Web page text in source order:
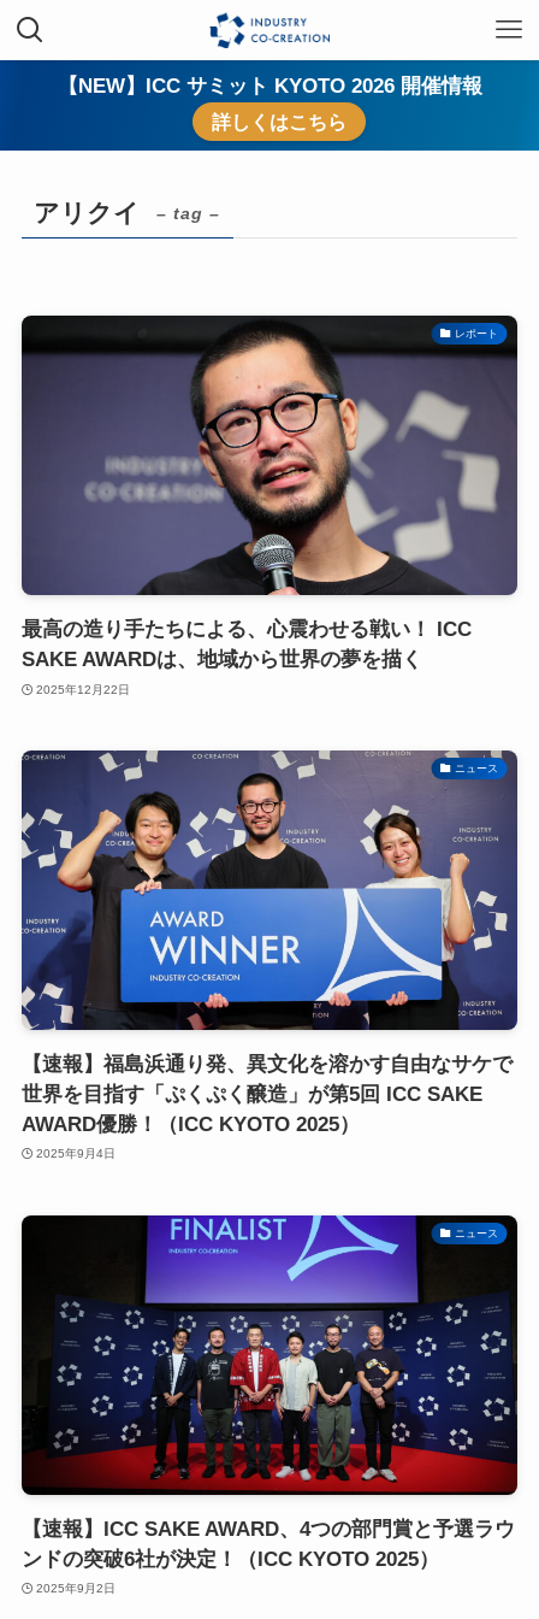
【NEW】ICC サミット KYOTO 2026 開催情報
詳しくはこちら
アリクイ – tag –
レポート
最高の造り手たちによる、心震わせる戦い！ ICC
SAKE AWARDは、地域から世界の夢を描く
2025年12月22日
ニュース
【速報】福島浜通り発、異文化を溶かす自由なサケで
世界を目指す「ぷくぷく醸造」が第5回 ICC SAKE
AWARD優勝！（ICC KYOTO 2025）
2025年9月4日
ニュース
【速報】ICC SAKE AWARD、4つの部門賞と予選ラウ
ンドの突破6社が決定！（ICC KYOTO 2025）
2025年9月2日